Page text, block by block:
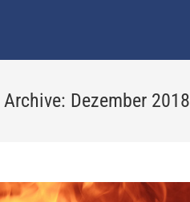
Dezember 2018